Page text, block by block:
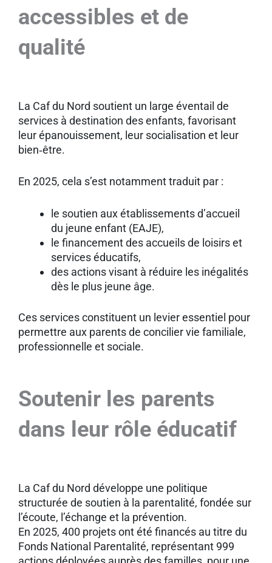
accessibles et de
qualité
La Caf du Nord soutient un large éventail de
services à destination des enfants, favorisant
leur épanouissement, leur socialisation et leur
bien‑être.
En 2025, cela s’est notamment traduit par :
le soutien aux établissements d’accueil
du jeune enfant (EAJE),
le financement des accueils de loisirs et
services éducatifs,
des actions visant à réduire les inégalités
dès le plus jeune âge.
Ces services constituent un levier essentiel pour
permettre aux parents de concilier vie familiale,
professionnelle et sociale.
Soutenir les parents
dans leur rôle éducatif
La Caf du Nord développe une politique
structurée de soutien à la parentalité, fondée sur
l’écoute, l’échange et la prévention.
En 2025, 400 projets ont été financés au titre du
Fonds National Parentalité, représentant 999